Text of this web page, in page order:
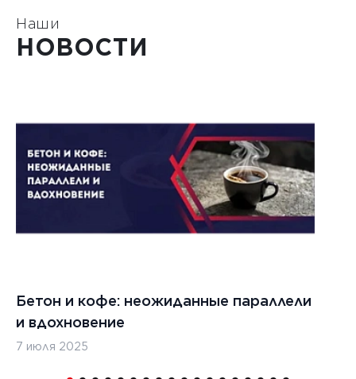
Наши
НОВОСТИ
Бетон и кофе: неожиданные параллели
и вдохновение
7 июля 2025